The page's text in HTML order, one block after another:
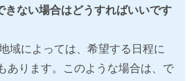
きない場合はどうすればいいです
域によっては、希望する日程に
あります。このような場合は、で